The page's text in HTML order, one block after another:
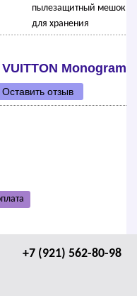
пылезащитный мешок
для хранения
Mоnоgrаm
Оставить отзыв
+7 (921) 562-80-98